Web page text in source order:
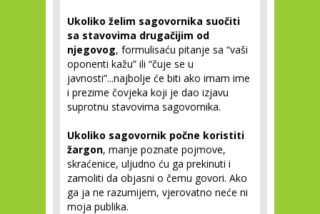
Ukoliko želim sagovornika suočiti
sa stavovima drugačijim od
njegovog, formulisaću pitanje sa “vaši
oponenti kažu” ili “čuje se u
javnosti”...najbolje će biti ako imam ime
i prezime čovjeka koji je dao izjavu
suprotnu stavovima sagovornika.
Ukoliko sagovornik počne koristiti
žargon, manje poznate pojmove,
skraćenice, uljudno ću ga prekinuti i
zamoliti da objasni o čemu govori. Ako
ga ja ne razumijem, vjerovatno neće ni
moja publika.